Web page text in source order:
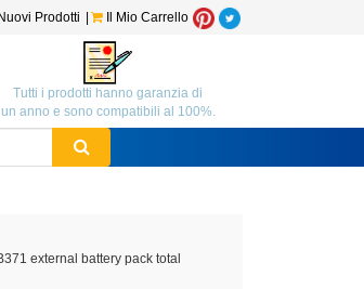
Il Mio Carrello
Prodotti
Tutti i prodotti hanno garanzia di
un anno e sono compatibili al 100%.
external battery pack total